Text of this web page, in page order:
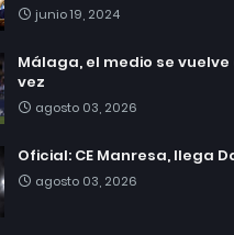
junio 19, 2024
Málaga, el medio se
vez
agosto 03, 2026
Oficial: CE Manresa, llega
agosto 03, 2026